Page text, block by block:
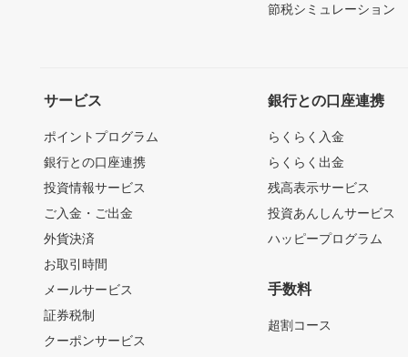
節税シミュレーション
サービス
ポイントプログラム
銀行との口座連携
投資情報サービス
ご入金・ご出金
外貨決済
お取引時間
メールサービス
証券税制
クーポンサービス
銀行との口座連携
らくらく入金
らくらく出金
残高表示サービス
投資あんしんサービス
ハッピープログラム
手数料
超割コース